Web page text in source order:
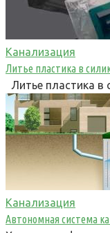
Канализация
Литье пластика в
Литье пластика
Канализация
Автономная система